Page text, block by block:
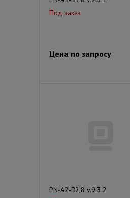
Под заказ
Цена по запросу
PN-A2-B2,8 v.9.3.2